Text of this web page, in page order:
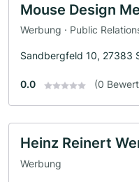
Mouse Design
Werbung · Public
Sandbergfeld 10, 27383
0.0 (0
Heinz Reinert
Werbung